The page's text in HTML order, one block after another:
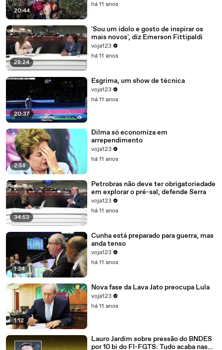
20:44
há 11 anos
28:24
'Sou um ídolo e gosto de inspirar os
mais novos', diz Emerson Fittipaldi
voja123
há 11 anos
20:37
Esgrima, um show de técnica
voja123
há 11 anos
2:58
Dilma só economiza em
arrependimento
voja123
há 11 anos
34:53
Petrobras não deve ter obrigatoriedade
em explorar o pré-sal, defende Serra
voja123
há 11 anos
1:24
Cunha está preparado para guerra, mas
anda tenso
voja123
há 11 anos
1:12
Nova fase da Lava Jato preocupa Lula
voja123
há 11 anos
Lauro Jardim sobre pressão do BNDES
por 10 bi do FI-FGTS: Tudo acaba nas